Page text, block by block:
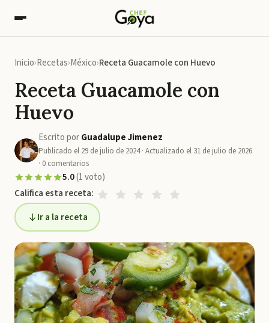
Inicio Recetas México Receta Guacamole con Huevo
Receta Guacamole con
Huevo
Escrito porGuadalupe Jimenez
Publicado el 29 de julio de 2024· Actualizado el 31 de julio de 2026
· 0 comentarios
5.0(1voto)
Califica esta receta:
Ir a la receta